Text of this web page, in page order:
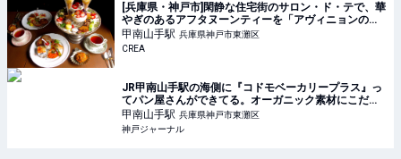
[兵庫県・神戸市]閑静な住宅街のサロン・ド・テで、華
やぎのあるアフタヌーンティーを「アヴィニョンのり
ゅう」 | そおだよおこの関西おいしい、おやつ紀行
甲南山手駅 兵庫県神戸市東灘区
CREA
JR甲南山手駅の海側に『コドモベーカリープラス』っ
てパン屋さんができてる。オーガニック素材にこだわ
ったお店 | 神戸ジャーナル
甲南山手駅 兵庫県神戸市東灘区
神戸ジャーナル